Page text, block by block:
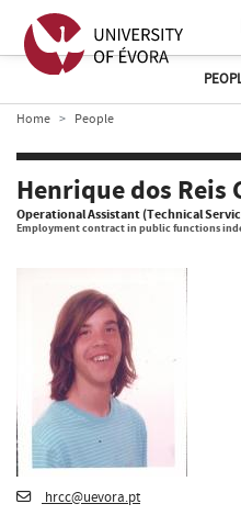
Home People
Henrique dos Reis
Operational Assistant (Technical
Employment contract in public functions
hrcc@uevora.pt